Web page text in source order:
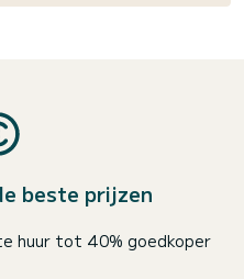
beste prijzen
huur tot 40% goedkoper